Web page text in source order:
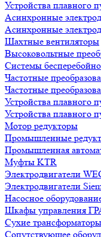
Устройства плавного
Асинхронные
Асинхронные
Шахтные вентиляторы
Высоковольтные
Системы
Частотные
Частотные
Устройства плавного
Устройства плавного
Мотор редукторы
Промышленные
Промышленная
Муфты KTR
Электродвигатели
Электродвигатели
Насосное
Шкафы управления
Сухие
Сопутствующее